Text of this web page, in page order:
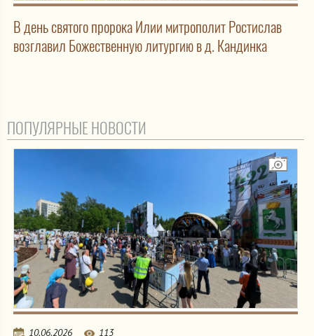
В день святого пророка Илии митрополит Ростислав
возглавил Божественную литургию в д. Кандинка
ПОПУЛЯРНЫЕ НОВОСТИ
10.06.2026 113